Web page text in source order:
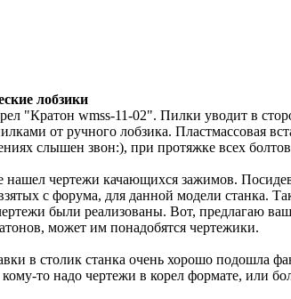
лобзики
"Кратон wmss-11-02". Пилки уводит в
от ручного лобзика. Пластмассовая
слышен звон:), при протяжке всех
нашел чертежи качающихся зажимов.
с форума, для данной модели станка.
были реализованы. Вот, предлагаю
может им понадобятся чертежики.
в столик станка очень хорошо подошла
то надо чертежи в корел формате, или